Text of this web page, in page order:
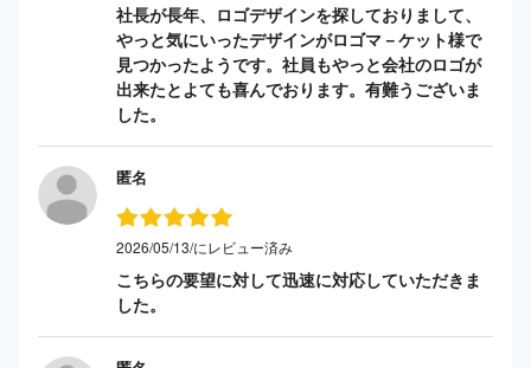
社長が長年、ロゴデザインを探しておりまして、
やっと気にいったデザインがロゴマ－ケット様で
見つかったようです。社員もやっと会社のロゴが
出来たとよても喜んでおります。有難うございま
した。
匿名
2026/05/13/にレビュー済み
こちらの要望に対して迅速に対応していただきま
した。